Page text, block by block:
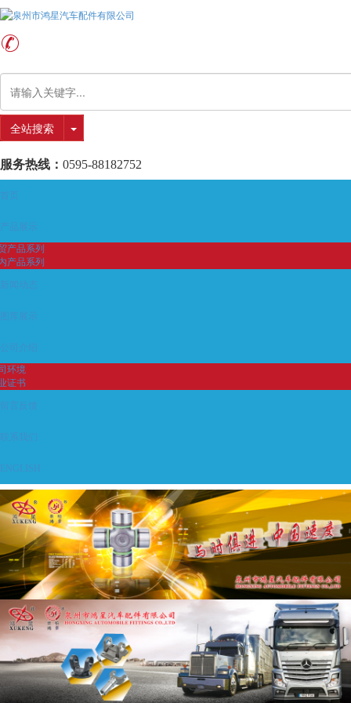
全站搜索
服务热线： 0595-88182752
首页
产品展示
产品系列
产品系列
新闻动态
图库展示
公司介绍
环境
证书
留言反馈
联系我们
ENGLISH